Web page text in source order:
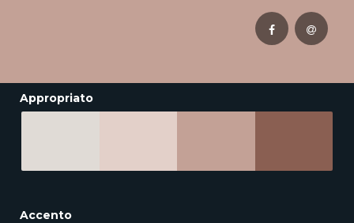
Appropriato
Accento